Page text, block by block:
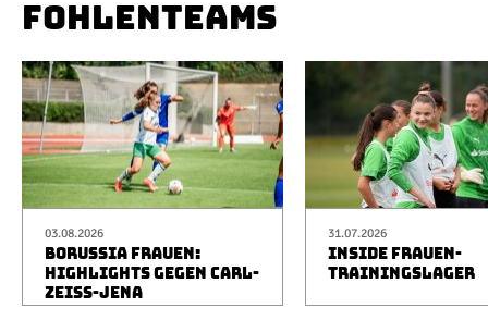
FOHLENTEAMS
03.08.2026
BORUSSIA FRAUEN:
HIGHLIGHTS GEGEN CARL-
ZEISS-JENA
31.07.2026
INSIDE FRAUEN-
TRAININGSLAGER